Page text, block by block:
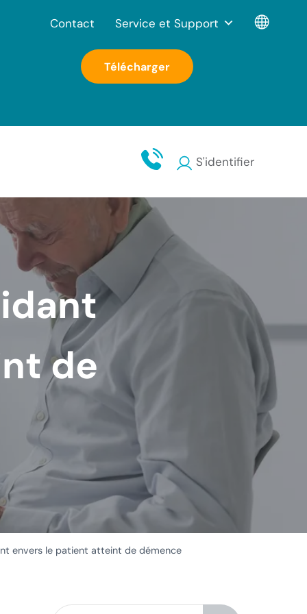
Télécharger
S'identifier
Contact Service et Support
de
envers le patient atteint de démence
Rechercher dans ce site Web